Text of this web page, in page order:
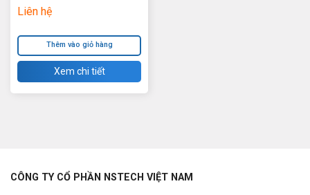
ECC Registered
Liên hệ
Thêm vào giỏ hàng
Xem chi tiết
CÔNG TY CỔ PHẦN NSTECH VIỆT NAM